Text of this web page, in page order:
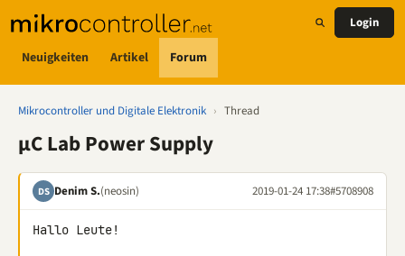
Neuigkeiten Artikel Forum
Login
Mikrocontroller und Digitale Elektronik › Thread
µC Lab Power Supply
DS Denim S.(neosin) 2019-01-24 17:38#5708908
Hallo Leute!